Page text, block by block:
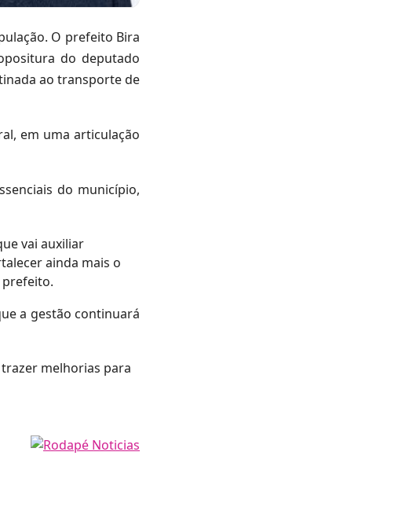
O prefeito Bira
do deputado
ao transporte de
em uma articulação
do município,
vai auxiliar
ainda mais o
a gestão continuará
melhorias para